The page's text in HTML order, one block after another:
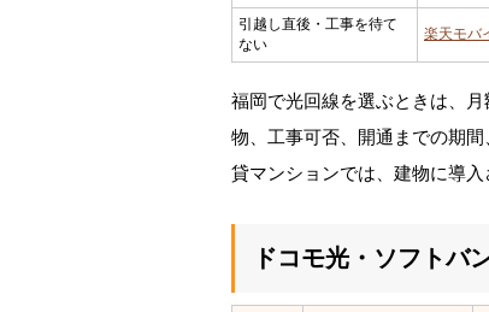
引越し直後・工事を待て
ない
楽天モバ
福岡で光回線を選ぶときは、
物、工事可否、開通までの期
貸マンションでは、建物に導
ドコモ光・ソフトバ